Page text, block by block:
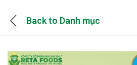
Back to Danh mục